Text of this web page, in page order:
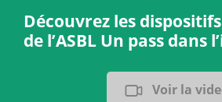
Découvrez les
de l’ASBL Un pass dans
Voir la